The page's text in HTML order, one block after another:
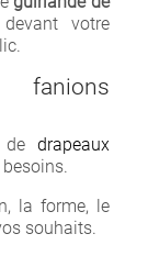
devant
votre
fanions
de drapeaux
besoins.
la forme, le
souhaits.